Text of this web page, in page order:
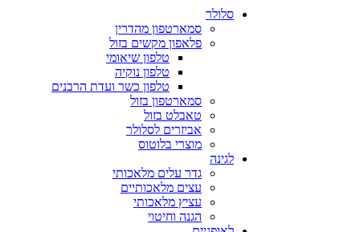
סלולר
סמארטפון מהדרין
פלאפון מקשים בזול
טלפון שיאומי
טלפון נוקיה
טלפון כשר ועדת הרבנים
סמארטפון בזול
טאבלט בזול
אביזרים לסלולר
מוצרי בלוטוס
לגינה
גדר עלים מלאכותי
עצים מלאכותיים
עציץ מלאכותי
הגנה וחיטוי